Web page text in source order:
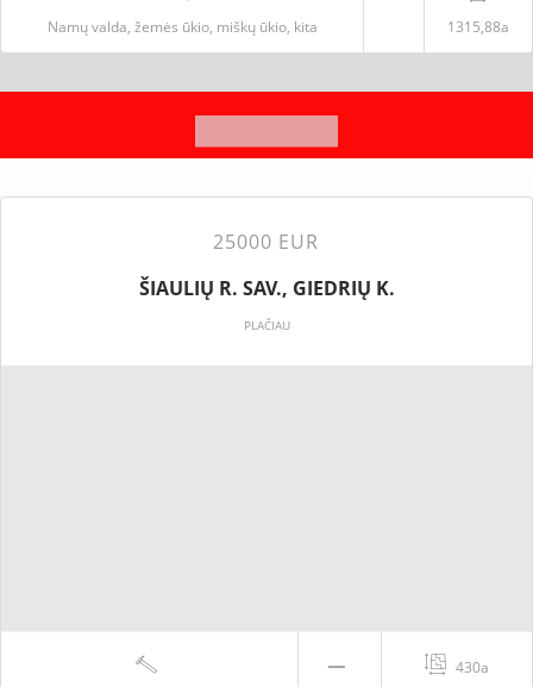
Namų valda, žemės ūkio, miškų ūkio, kita 1315,88a
25000 EUR
ŠIAULIŲ R. SAV., GIEDRIŲ K.
PLAČIAU
430a